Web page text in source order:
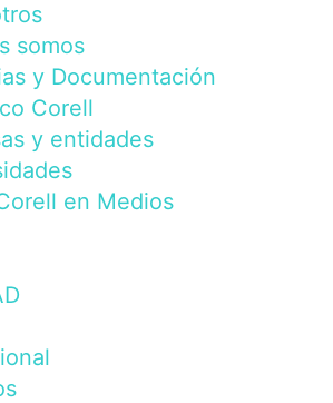
somos
y Documentación
Corell
y entidades
en Medios